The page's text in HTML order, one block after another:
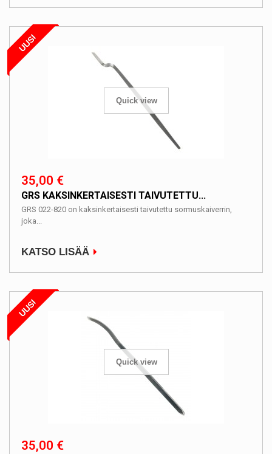
Quick view
UUSI
35,00 €
GRS KAKSINKERTAISESTI TAIVUTETTU...
GRS 022-820 on kaksinkertaisesti taivutettu sormuskaiverrin,
joka...
KATSO LISÄÄ
Quick view
UUSI
35,00 €